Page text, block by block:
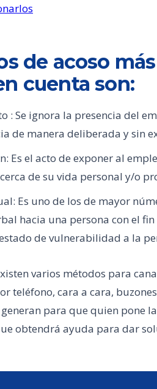
de acoso
cuenta son:
: Se ignora la presencia del
de manera deliberada y sin
Es el acto de exponer al
de su vida personal y/o
Es uno de los de mayor
hacia una persona con el
de vulnerabilidad a la
varios métodos para
teléfono, cara a cara,
para que quien pone
obtendrá ayuda para dar